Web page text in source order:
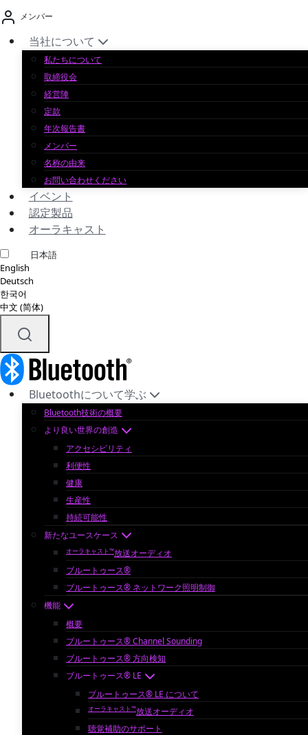
コ
ン
テ
メンバー
当社について
私たちについて
取締役会
経営陣
定款
年次報告書
メンバー
名称の由来
お問い合わせください
イベント
認定製品
オーラキャスト
日本語
English
Deutsch
한국어
中文 (简体)
Bluetoothについて学ぶ
Bluetooth技術の概要
より良い世界の創造
アクセシビリティ
利便性
健康
生産性
持続可能性
新たなユースケース
オーラキャスト™放送オーディオ
ブルートゥース®
ブルートゥース® ネットワーク照明制御
機能
概要
ブルートゥース® Channel Sounding
ブルートゥース® 方向検知
ブルートゥース® LE
ブルートゥース® LE について
オーラキャスト™放送オーディオ
聴覚補助のサポート